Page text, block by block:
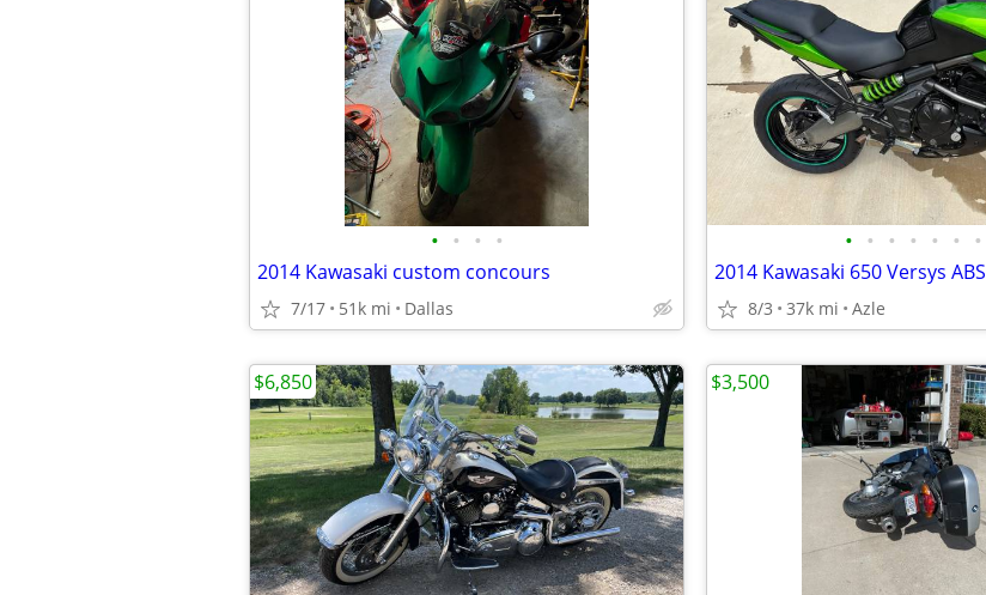
• • • •
2014 Kawasaki custom concours
7/17 51k mi Dallas
• • • • • • •
2014 Kawasaki 650 Versys ABS
8/3 37k mi Azle
$6,850 $3,500